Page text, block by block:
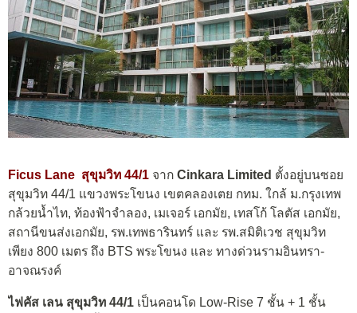
Ficus Lane สุขุมวิท 44/1 จาก Cinkara Limited ตั้งอยู่บนซอย
สุขุมวิท 44/1 แขวงพระโขนง เขตคลองเตย กทม. ใกล้ ม.กรุงเทพ
กล้วยน้ำไท, ท้องฟ้าจำลอง, เมเจอร์ เอกมัย, เทสโก้ โลตัส เอกมัย,
สถานีขนส่งเอกมัย, รพ.เทพธารินทร์ และ รพ.สมิติเวช สุขุมวิท
เพียง 800 เมตร ถึง BTS พระโขนง และ ทางด่วนรามอินทรา-
อาจณรงค์
ไฟคัส เลน สุขุมวิท 44/1 เป็นคอนโด Low-Rise 7 ชั้น + 1 ชั้น